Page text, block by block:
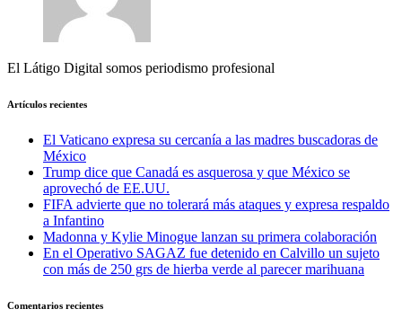
El Látigo Digital somos periodismo profesional
Artículos recientes
El Vaticano expresa su cercanía a las madres buscadoras de
México
Trump dice que Canadá es asquerosa y que México se
aprovechó de EE.UU.
FIFA advierte que no tolerará más ataques y expresa respaldo
a Infantino
Madonna y Kylie Minogue lanzan su primera colaboración
En el Operativo SAGAZ fue detenido en Calvillo un sujeto
con más de 250 grs de hierba verde al parecer marihuana
Comentarios recientes